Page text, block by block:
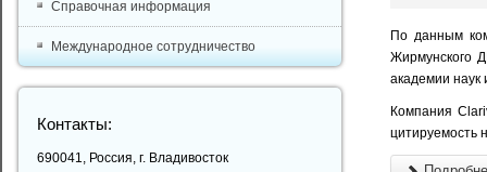
По данным
Жирмунского
академии наук
Компания
цитируемость
Справочная информация
Международное сотрудничество
Контакты:
690041, Россия, г. Владивосток